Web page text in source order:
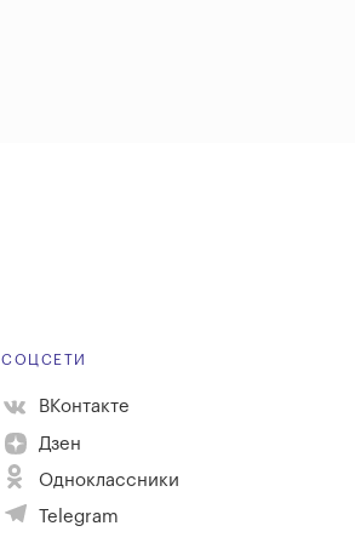
СОЦСЕТИ
ВКонтакте
Дзен
Одноклассники
Telegram